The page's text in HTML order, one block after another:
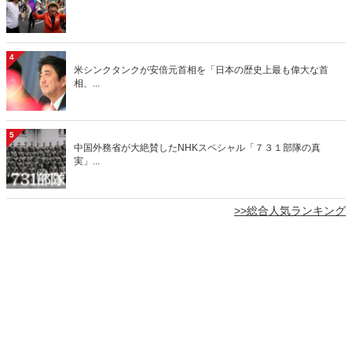
4
米シンクタンクが安倍元首相を「日本の歴史上最も偉大な首
相、...
5
中国外務省が大絶賛したNHKスペシャル「７３１部隊の真
実」...
>>総合人気ランキング